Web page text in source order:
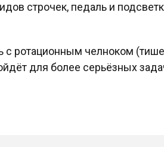
строчек, педаль и
с ротационным челноком (тише
для более серьёзных